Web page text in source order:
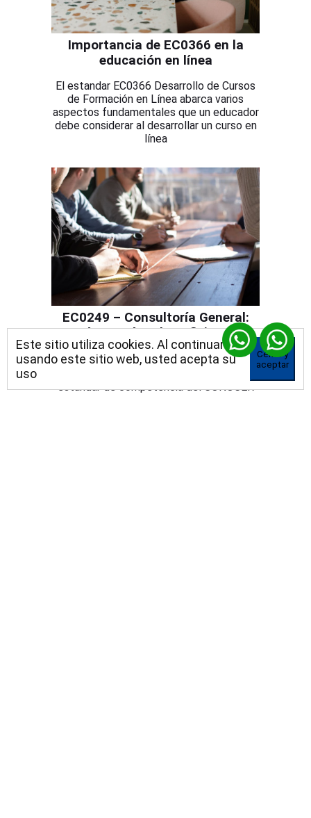
Importancia de EC0366 en la
educación en línea
El estandar EC0366 Desarrollo de Cursos
de Formación en Línea abarca varios
aspectos fundamentales que un educador
debe considerar al desarrollar un curso en
línea
EC0249 – Consultoría General:
Qué es y cómo beneficia a tu
empresa
estándar de competencia del CONOCER
Este sitio utiliza cookies. Al continuar
usando este sitio web, usted acepta su
uso
Cerrar y
aceptar